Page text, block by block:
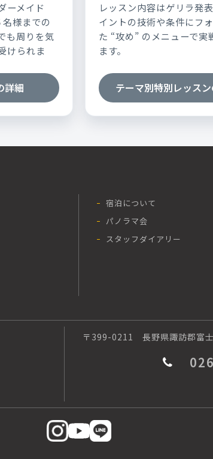
ーメイド
様までの
も周りを気
けられま
詳細
レッスン内容はゲリラ発
イントの技術や条件にフ
た “攻め” のメニューで実
ます。
テーマ別特別レッス
宿泊について
パノラマ会
スタッフダイアリー
〒399-0211 長野県諏訪郡富